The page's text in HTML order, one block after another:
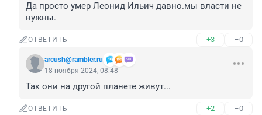
Да просто умер Леонид Ильич давно.мы власти не
нужны.
ОТВЕТИТЬ +3 –0
arcush@rambler.ru
18 ноября 2024, 08:48
Так они на другой планете живут...
ОТВЕТИТЬ +2 –0